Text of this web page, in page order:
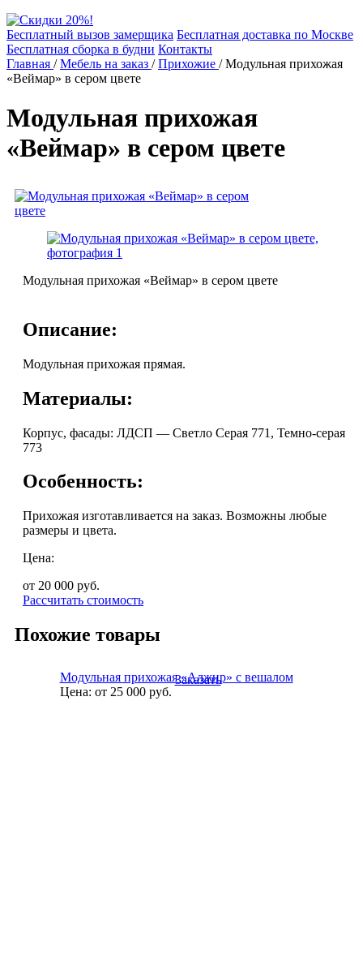
Бесплатный вызов замерщика Бесплатная доставка по Москве
Бесплатная сборка в будни Контакты
Главная /Мебель на заказ /Прихожие /Модульная прихожая
«Веймар» в сером цвете
Модульная прихожая
«Веймар» в сером цвете
Модульная прихожая «Веймар» в сером цвете
Описание:
Модульная прихожая прямая.
Материалы:
Корпус, фасады: ЛДСП — Светло Серая 771, Темно-серая
773
Особенность:
Прихожая изготавливается на заказ. Возможны любые
размеры и цвета.
Цена:
от 20 000 руб.
Рассчитать стоимость
Похожие товары
Модульная прихожая «Алжир» с вешалом
Цена: от 25 000руб.
Заказать